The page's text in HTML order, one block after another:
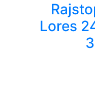
Lores